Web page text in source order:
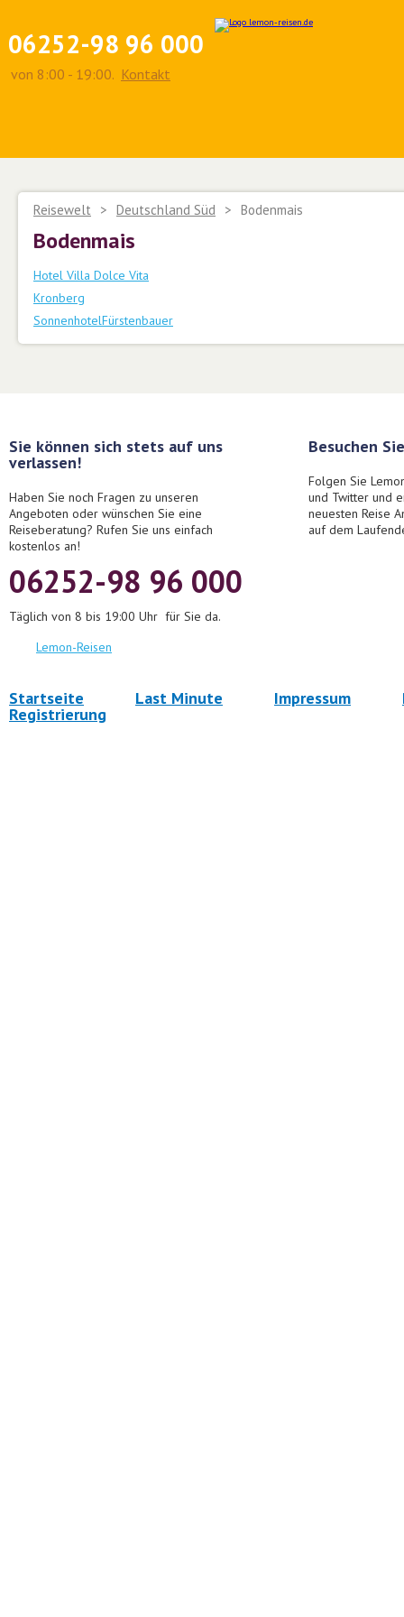
06252-98 96 000
von 8:00 - 19:00. Kontakt
Reisewelt > Deutschland Süd > Bodenmais
Bodenmais
Hotel Villa Dolce Vita
Kronberg
SonnenhotelFürstenbauer
Sie können sich stets auf uns
verlassen!
Haben Sie noch Fragen zu unseren
Angeboten oder wünschen Sie eine
Reiseberatung? Rufen Sie uns einfach
kostenlos an!
06252-98 96 000
Täglich von 8 bis 19:00 Uhr für Sie da.
Lemon-Reisen
Besuchen
Folgen Sie
und Twitter und
neuesten Reise
auf dem
Startseite Last Minute Impressum
Registrierung